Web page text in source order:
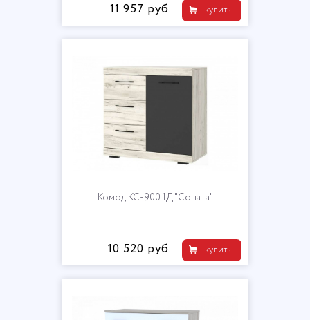
купить
11 957 руб.
Комод КС-900 1Д "Соната"
купить
10 520 руб.